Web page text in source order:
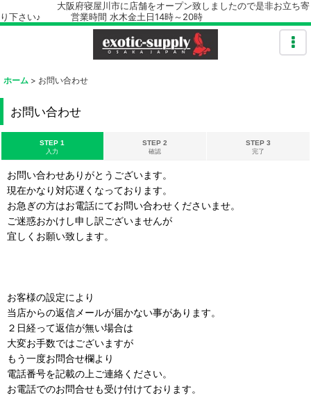
大阪府寝屋川市に店舗をオープン致しましたので是非お立ち寄
り下さい♪ 営業時間 水木金土日14時～20時
ホーム > お問い合わせ
お問い合わせ
STEP 1
入力
STEP 2
確認
STEP 3
完了
お問い合わせありがとうございます。
現在かなり対応遅くなっております。
お急ぎの方はお電話にてお問い合わせくださいませ。
ご迷惑おかけし申し訳ございませんが
宜しくお願い致します。
お客様の設定により
当店からの返信メールが届かない事があります。
２日経って返信が無い場合は
大変お手数ではございますが
もう一度お問合せ欄より
電話番号を記載の上ご連絡ください。
お電話でのお問合せも受け付けております。